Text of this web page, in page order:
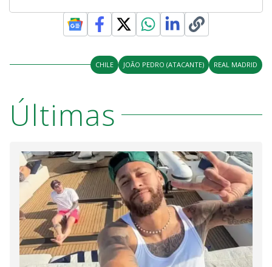
CHILE JOÃO PEDRO (ATACANTE) REAL MADRID
Últimas